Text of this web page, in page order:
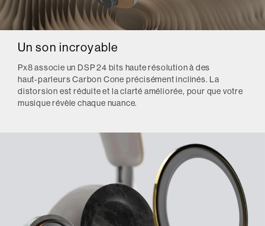
Un son incroyable
Px8 associe un DSP 24 bits haute résolution à des
haut‑parleurs Carbon Cone précisément inclinés. La
distorsion est réduite et la clarté améliorée, pour que votre
musique révèle chaque nuance.